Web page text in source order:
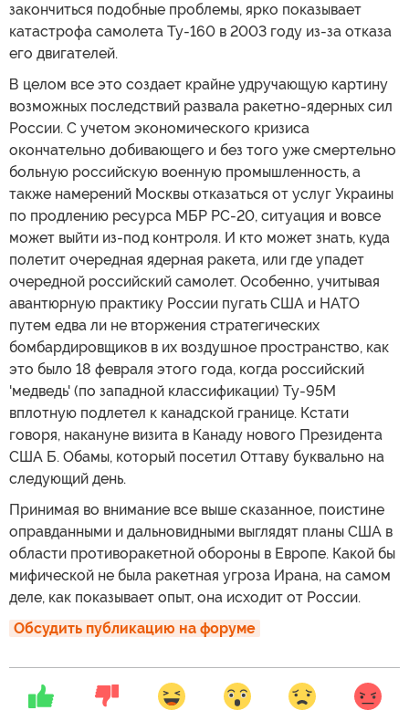
закончиться подобные проблемы, ярко показывает
катастрофа самолета Ту-160 в 2003 году из-за отказа
его двигателей.
В целом все это создает крайне удручающую картину
возможных последствий развала ракетно-ядерных сил
России. С учетом экономического кризиса
окончательно добивающего и без того уже смертельно
больную российскую военную промышленность, а
также намерений Москвы отказаться от услуг Украины
по продлению ресурса МБР РС-20, ситуация и вовсе
может выйти из-под контроля. И кто может знать, куда
полетит очередная ядерная ракета, или где упадет
очередной российский самолет. Особенно, учитывая
авантюрную практику России пугать США и НАТО
путем едва ли не вторжения стратегических
бомбардировщиков в их воздушное пространство, как
это было 18 февраля этого года, когда российский
'медведь' (по западной классификации) Ту-95М
вплотную подлетел к канадской границе. Кстати
говоря, накануне визита в Канаду нового Президента
США Б. Обамы, который посетил Оттаву буквально на
следующий день.
Принимая во внимание все выше сказанное, поистине
оправданными и дальновидными выглядят планы США в
области противоракетной обороны в Европе. Какой бы
мифической не была ракетная угроза Ирана, на самом
деле, как показывает опыт, она исходит от России.
Обсудить публикацию на форуме